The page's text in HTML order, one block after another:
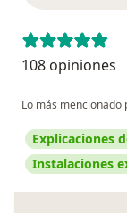
108 opiniones
Lo más mencionado
Explicaciones
Instalaciones